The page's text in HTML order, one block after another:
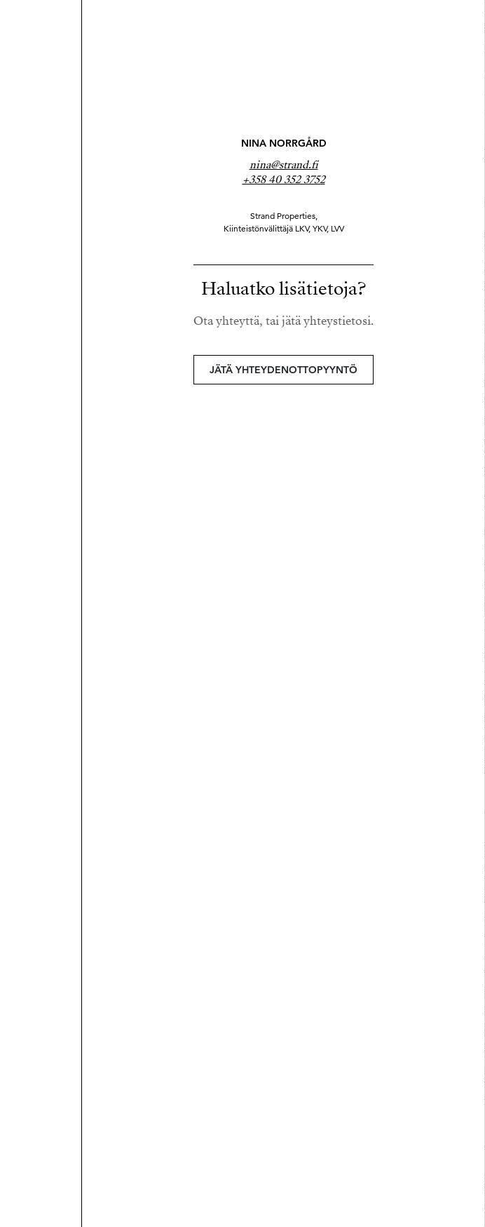
NINA NORRGÅRD
nina@strand.fi
+358 40 352 3752
Strand Properties,
Kiinteistönvälittäjä LKV, YKV, LVV
Haluatko lisätietoja?
Ota yhteyttä, tai jätä yhteystietosi.
JÄTÄ YHTEYDENOTTOPYYNTÖ